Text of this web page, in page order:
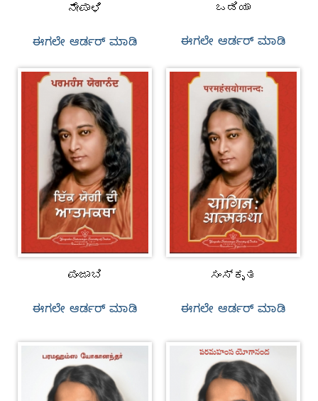
ನೇಪಾಳಿ
ಈಗಲೇ ಆರ್ಡರ್‌ ಮಾಡಿ
ಒಡಿಯಾ
ಈಗಲೇ ಆರ್ಡರ್‌ ಮಾಡಿ
ಪಂಜಾಬಿ
ಈಗಲೇ ಆರ್ಡರ್‌ ಮಾಡಿ
ಸಂಸ್ಕೃತ
ಈಗಲೇ ಆರ್ಡರ್‌ ಮಾಡಿ